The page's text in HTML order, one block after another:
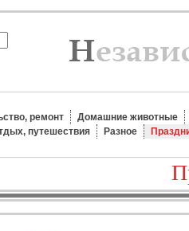
ремонт
Домашние животные
путешествия
Разное